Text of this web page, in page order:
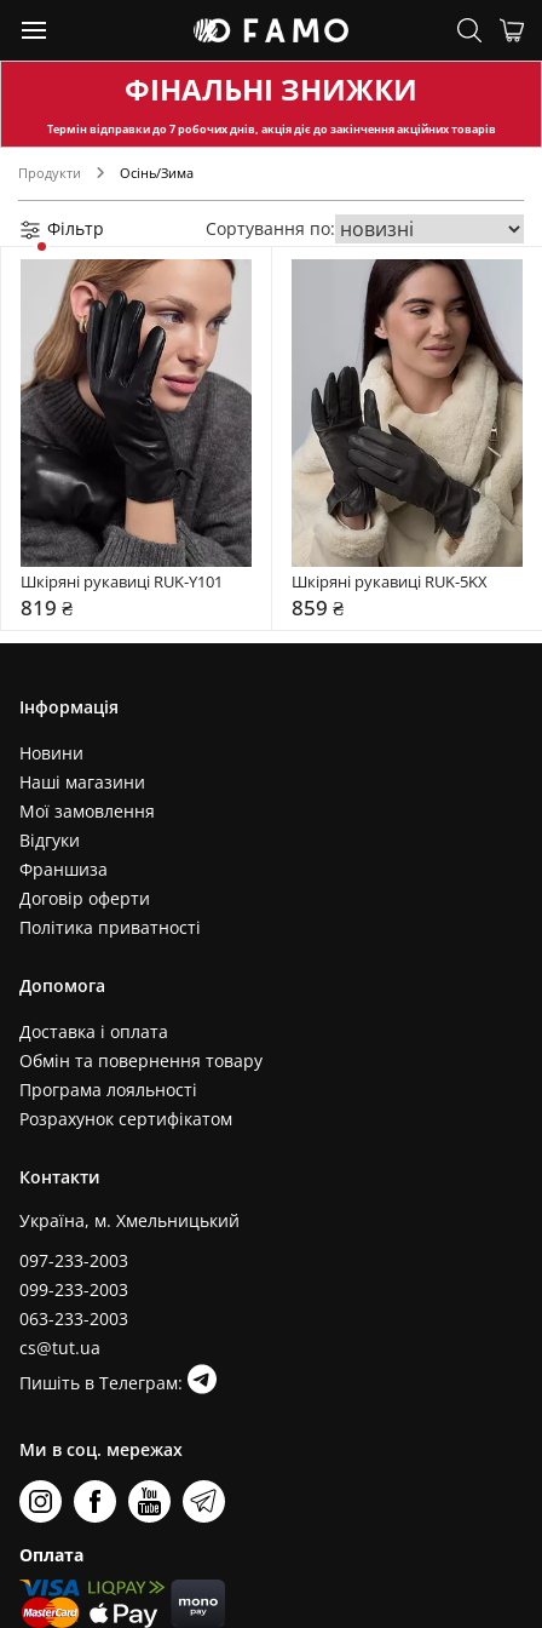
ФІНАЛЬНІ ЗНИЖКИ
Термін відправкидо 7 робочих днів, акція діє до закінчення акційних товарів
Продукти Осінь/Зима
Фільтр Сортування по:
Шкіряні рукавиці RUK-Y101
819 ₴
Шкіряні рукавиці RUK-5KX
859 ₴
Інформація
Новини
Наші магазини
Мої замовлення
Відгуки
Франшиза
Договір оферти
Політика приватності
Допомога
Доставка і оплата
Обмін та повернення товару
Програма лояльності
Розрахунок сертифікатом
Контакти
Україна, м. Хмельницький
097-233-2003
099-233-2003
063-233-2003
cs@tut.ua
Пишіть в Телеграм:
Ми в соц. мережах
Оплата